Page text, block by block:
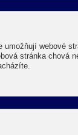
použití